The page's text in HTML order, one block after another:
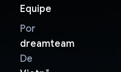
Equipe
Por
dreamteam
De